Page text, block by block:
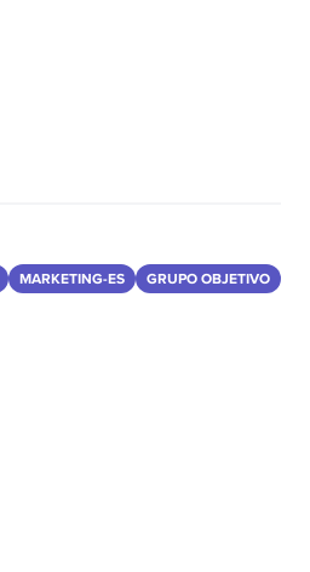
MARKETING-ES GRUPO OBJETIVO